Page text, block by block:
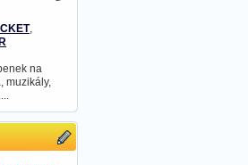
,
na
muzikály,